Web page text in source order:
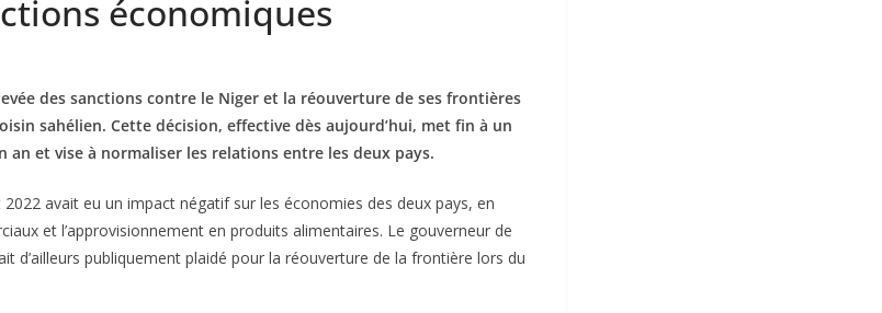
économiques
des sanctions contre le Niger et la réouverture de ses frontières
sahélien. Cette décision, effective dès aujourd’hui, met fin à un
an et vise à normaliser les relations entre les deux pays.
avait eu un impact négatif sur les économies des deux pays, en
et l’approvisionnement en produits alimentaires. Le gouverneur de
d’ailleurs publiquement plaidé pour la réouverture de la frontière lors du